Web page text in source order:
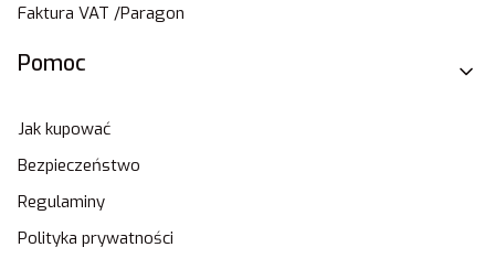
Faktura VAT /Paragon
Pomoc
Jak kupować
Bezpieczeństwo
Regulaminy
Polityka prywatności